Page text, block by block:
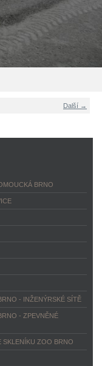
Další →
BRNO
- INŽENÝRSKÉ SÍTĚ
- ZPEVNĚNÉ
SKLENÍKU ZOO BRNO